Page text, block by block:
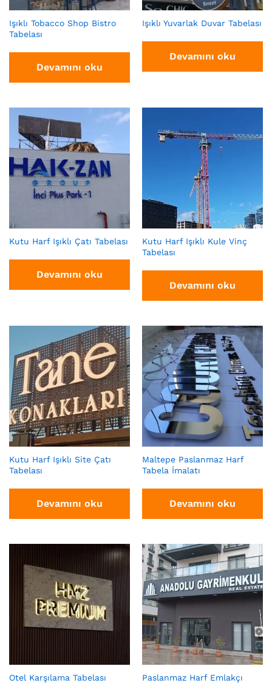
Işıklı Tobacco Shop Bistro
Tabelası
Devamını oku
Işıklı Yuvarlak Duvar Tabelası
Devamını oku
Kutu Harf Işıklı Çatı Tabelası
Devamını oku
Kutu Harf Işıklı Kule Vinç
Tabelası
Devamını oku
Kutu Harf Işıklı Site Çatı
Tabelası
Devamını oku
Maltepe Paslanmaz Harf
Tabela İmalatı
Devamını oku
Otel Karşılama Tabelası
Paslanmaz Harf Emlakçı